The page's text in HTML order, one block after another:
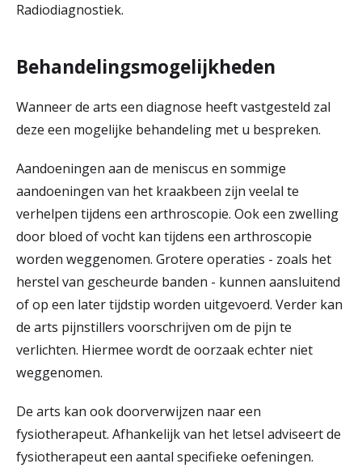
Radiodiagnostiek.
Behandelingsmogelijkheden
Wanneer de arts een diagnose heeft vastgesteld zal
deze een mogelijke behandeling met u bespreken.
Aandoeningen aan de meniscus en sommige
aandoeningen van het kraakbeen zijn veelal te
verhelpen tijdens een arthroscopie. Ook een zwelling
door bloed of vocht kan tijdens een arthroscopie
worden weggenomen. Grotere operaties - zoals het
herstel van gescheurde banden - kunnen aansluitend
of op een later tijdstip worden uitgevoerd. Verder kan
de arts pijnstillers voorschrijven om de pijn te
verlichten. Hiermee wordt de oorzaak echter niet
weggenomen.
De arts kan ook doorverwijzen naar een
fysiotherapeut. Afhankelijk van het letsel adviseert de
fysiotherapeut een aantal specifieke oefeningen.